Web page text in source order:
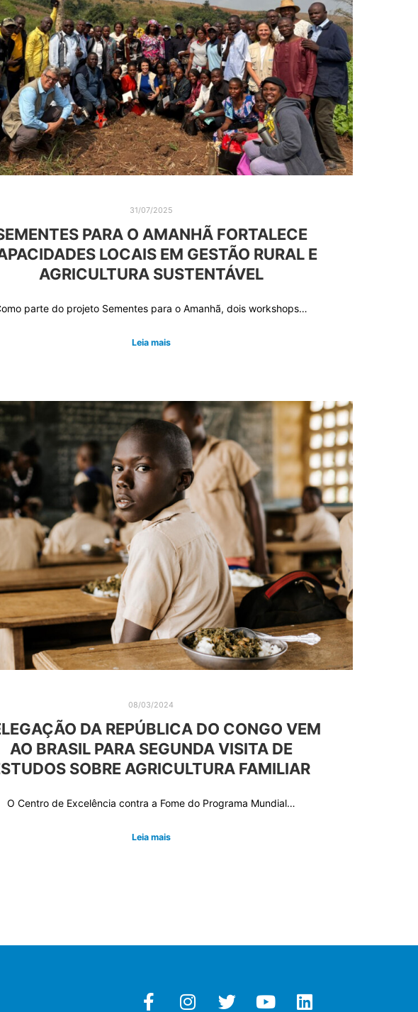
31/07/2025
PARA O AMANHÃ FORTALECE
LOCAIS EM GESTÃO RURAL E
AGRICULTURA SUSTENTÁVEL
parte do projeto Sementes para o Amanhã, dois workshops…
Leia mais
08/03/2024
DA REPÚBLICA DO CONGO VEM
AO BRASIL PARA SEGUNDA VISITA DE
SOBRE AGRICULTURA FAMILIAR
O Centro de Excelência contra a Fome do Programa Mundial…
Leia mais